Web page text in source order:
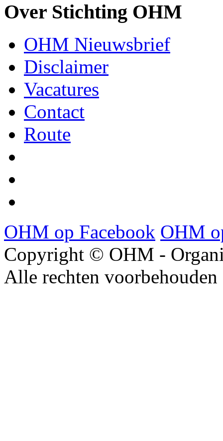
Over Stichting OHM
OHM Nieuwsbrief
Disclaimer
Vacatures
Contact
Route
OHM op Facebook OHM
Copyright © OHM -
Alle rechten